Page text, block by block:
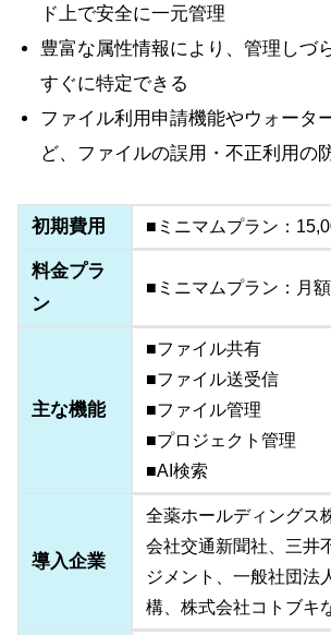
ド上で安全に一元管理
豊富な属性情報により、管理しづ
すぐに特定できる
ファイル利用申請機能やウォータ
ど、ファイルの誤用・不正利用の
初期費用 ■ミニマムプラン：
料金プラ
ン
■ミニマムプラン：月
主な機能
■ファイル共有
■ファイル送受信
■ファイル管理
■プロジェクト管理
■AI検索
導入企業
全薬ホールディングス
会社交通新聞社、三井
ジメント、一般社団法
構、株式会社コトブキ